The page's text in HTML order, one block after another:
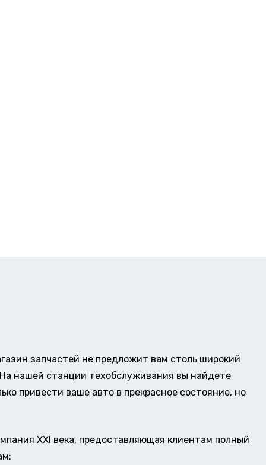
запчастей не предложит вам столь широкий
нашей станции техобслуживания вы найдете
привести ваше авто в прекрасное состояние, но
XXI века, предоставляющая клиентам полный